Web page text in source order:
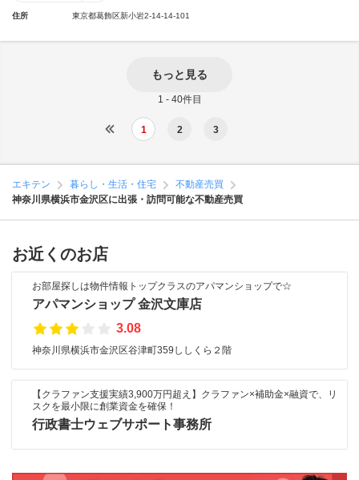
住所 東京都葛飾区新小岩2-14-14-101
もっと見る
1 - 40件目
1 2 3
エキテン 暮らし・生活・住宅
不動産売買
神奈川県横浜市金沢区に出張・訪問可能な不動産売買
お近くのお店
お部屋探しは物件情報トップクラスのアパマンショップで☆
アパマンショップ 金沢文庫店
3.08
神奈川県横浜市金沢区谷津町359ししくら２階
【クラファン支援実績3,900万円超え】クラファン×補助金×融資で、リ
スクを最小限に創業資金を確保！
行政書士ウェブサポート事務所